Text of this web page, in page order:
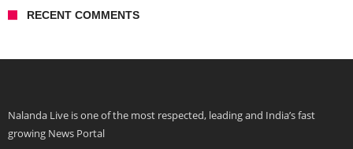
RECENT COMMENTS
Nalanda Live is one of the most respected, leading and India’s fast
growing News Portal